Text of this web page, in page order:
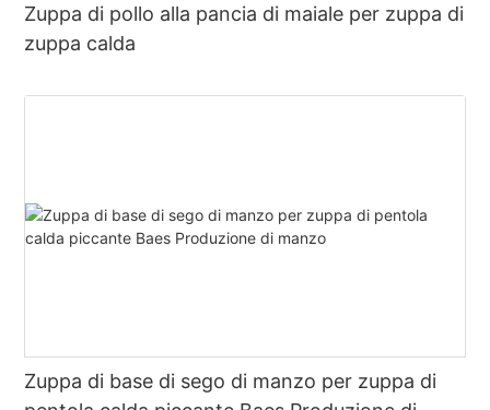
Zuppa di pollo alla pancia di maiale per zuppa di
zuppa calda
Zuppa di base di sego di manzo per zuppa di